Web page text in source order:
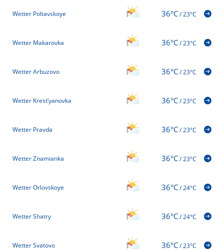
Wetter Poltavskoye 36°C/23°C
Wetter Makarovka 36°C/23°C
Wetter Arbuzovo 36°C/23°C
Wetter Krest’yanovka 36°C/23°C
Wetter Pravda 36°C/23°C
Wetter Znamianka 36°C/23°C
Wetter Orlovskoye 36°C/24°C
Wetter Shatry 36°C/24°C
Wetter Svatovo 36°C/23°C